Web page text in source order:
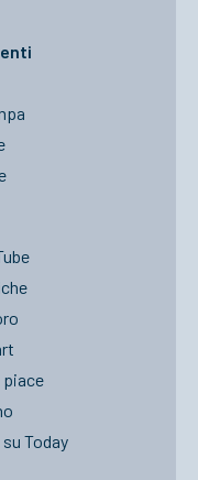
piace
Today